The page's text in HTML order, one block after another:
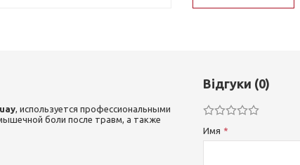
, используется профессиональными
боли после травм, а также
Відгуки (0)
Имя